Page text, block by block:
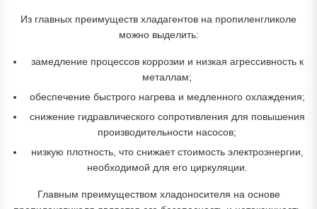
Из главных преимуществ хладагентов на пропиленгликоле
можно выделить:
замедление процессов коррозии и низкая агрессивность к
металлам;
обеспечение быстрого нагрева и медленного охлаждения;
снижение гидравлического сопротивления для повышения
производительности насосов;
низкую плотность, что снижает стоимость электроэнергии,
необходимой для его циркуляции.
Главным преимуществом хладоносителя на основе